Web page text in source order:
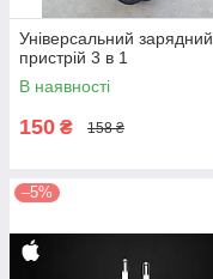
Універсальний зарядний
пристрій 3 в 1
В наявності
150 ₴ 158 ₴
–5%